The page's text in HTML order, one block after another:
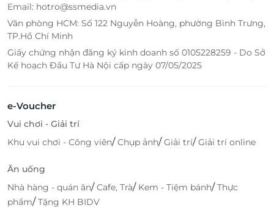
Email: hotro@ssmedia.vn
Văn phòng HCM: Số 122 Nguyễn Hoàng, phường Bình Trưng,
TP.Hồ Chí Minh
Giấy chứng nhận đăng ký kinh doanh số 0105228259 - Do Sở
Kế hoạch Đầu Tư Hà Nội cấp ngày 07/05/2025
e-Voucher
Vui chơi - Giải trí
Khu vui chơi - Công viên/Chụp ảnh/Giải trí/Giải trí online
Ăn uống
Nhà hàng - quán ăn/Cafe, Trà/ Kem - Tiệm bánh/Thực
phẩm/Tặng KH BIDV